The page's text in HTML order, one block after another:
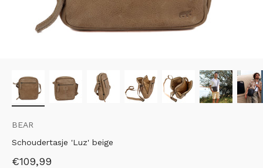
BEAR
Schoudertasje 'Luz' beige
Aanbiedingsprijs
€109,99